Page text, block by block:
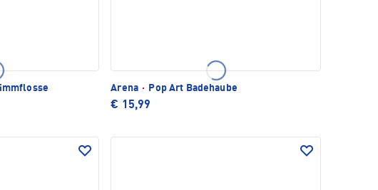
Arena · Pop Art Badehaube
€ 15,99